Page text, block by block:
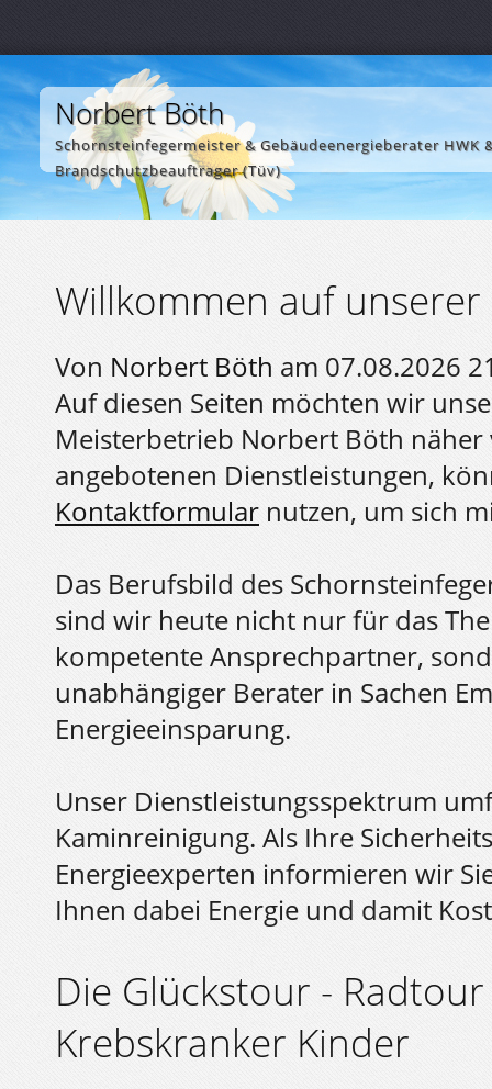
Norbert Böth
Schornsteinfegermeister & Gebäudeenergieberater HWK
Brandschutzbeauftrager (Tüv)
Willkommen auf
Von Norbert Böth am 07.08.2026
Auf diesen Seiten möchten wir
Meisterbetrieb Norbert Böth näher
angebotenen Dienstleistungen,
Kontaktformular nutzen, um sich
Das Berufsbild des
sind wir heute nicht nur für das
kompetente Ansprechpartner,
unabhängiger Berater in Sachen
Energieeinsparung.
Unser Dienstleistungsspektrum
Kaminreinigung. Als Ihre
Energieexperten informieren wir
Ihnen dabei Energie und damit
Die Glückstour -
Krebskranker Kinder